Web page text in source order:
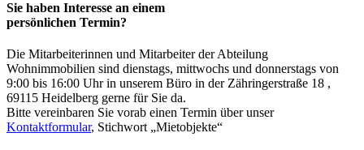
Sie haben Interesse an einem
persönlichen Termin?
Die Mitarbeiterinnen und Mitarbeiter der Abteilung
Wohnimmobilien sind dienstags, mittwochs und donnerstags von
9:00 bis 16:00 Uhr in unserem Büro in der Zähringerstraße 18 ,
69115 Heidelberg gerne für Sie da.
Bitte vereinbaren Sie vorab einen Termin über unser
Kontaktformular, Stichwort „Mietobjekte“